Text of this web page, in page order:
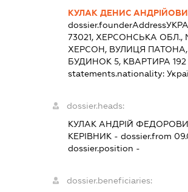
КУЛАК ДЕНИС
dossier.founderAddress
73021, ХЕРСОНСЬКА ОБЛ.,
ХЕРСОН, ВУЛИЦЯ ПАТОНА,
БУДИНОК 5, КВАРТИРА 192
statements.nationality:
dossier.heads:
КУЛАК АНДРІЙ
КЕРІВНИК - dossier.from
dossier.position -
dossier.beneficiaries: